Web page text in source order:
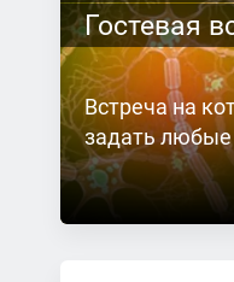
Гостевая
Встреча на
задать